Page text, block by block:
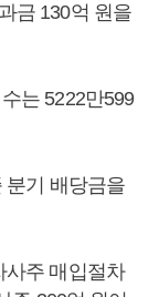
금 130억 원을
는 5222만599
분기 배당금을
사주 매입절차